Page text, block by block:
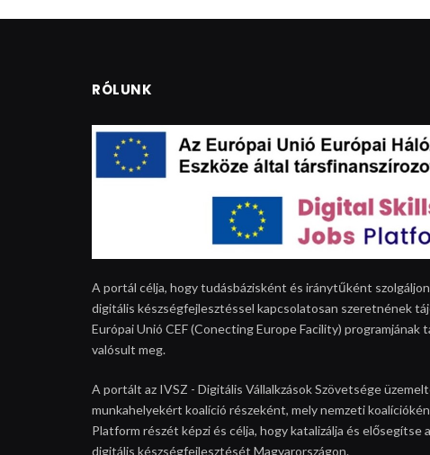
RÓLUNK
A portál célja, hogy tudásbázisként és iránytűként szolgáljon
digitális készségfejlesztéssel kapcsolatosan szeretnének
Európai Unió CEF (Conecting Europe Facility) programjának
valósult meg.
A portált az IVSZ - Digitális Vállalkzások Szövetsége
munkahelyekért koalíció részeként, mely nemzeti
Platform részét képzi és célja, hogy katalizálja és elősegítse
digitális készségfejlesztését Magyarországon.